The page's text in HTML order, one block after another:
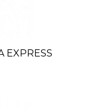
EXPRESS